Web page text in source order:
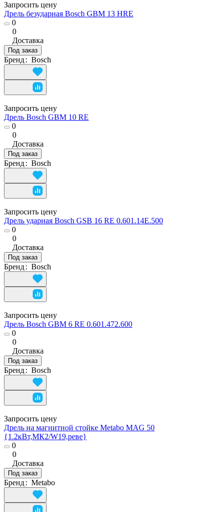
Запросить цену
Дрель безударная Bosch GBM 13 HRE
0
0
Доставка
Под заказ
Бренд: Bosch
Запросить цену
Дрель Bosch GBM 10 RE
0
0
Доставка
Под заказ
Бренд: Bosch
Запросить цену
Дрель ударная Bosch GSB 16 RE 0.601.14E.500
0
0
Доставка
Под заказ
Бренд: Bosch
Запросить цену
Дрель Bosch GBM 6 RE 0.601.472.600
0
0
Доставка
Под заказ
Бренд: Bosch
Запросить цену
Дрель на магнитной стойке Metabo MAG 50
{1.2кВт,МК2/W19,реве}
0
0
Доставка
Под заказ
Бренд: Metabo